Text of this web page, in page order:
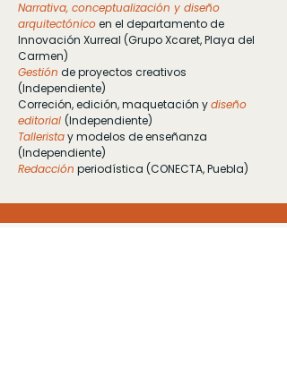
Narrativa, conceptualización y diseño
arquitectónicoen el departamento de
Innovación Xurreal (Grupo Xcaret, Playa del
Carmen)
Gestión de proyectos creativos
(Independiente)
Correción, edición, maquetación ydiseño
editorial (Independiente)
Talleristay modelos de enseñanza
(Independiente)
Redacción periodística (CONECTA, Puebla)